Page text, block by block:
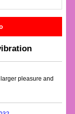
pleasure and